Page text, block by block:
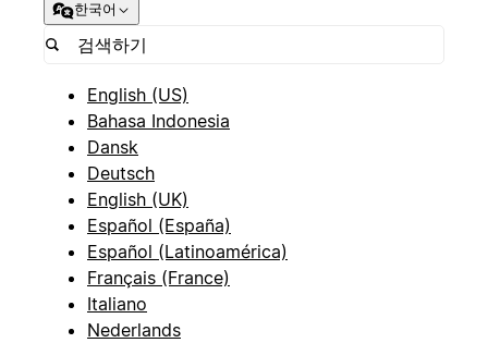
한국어
English (US)
Bahasa Indonesia
Dansk
Deutsch
English (UK)
Español (España)
Español (Latinoamérica)
Français (France)
Italiano
Nederlands